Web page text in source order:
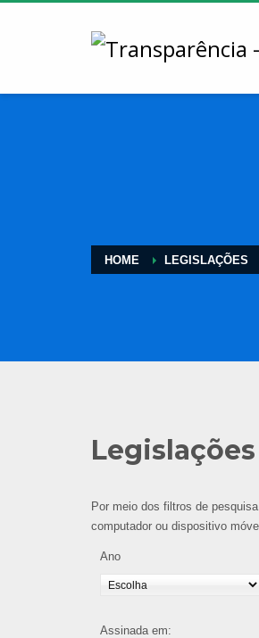
HOME LEGISLAÇÕES
Legislações
Por meio dos filtros de
computador ou dispositivo
Ano
Assinada em: